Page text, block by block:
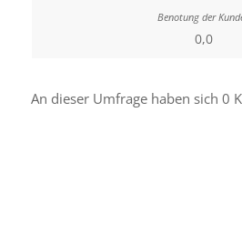
0,0
An dieser Umfrage haben sich 0